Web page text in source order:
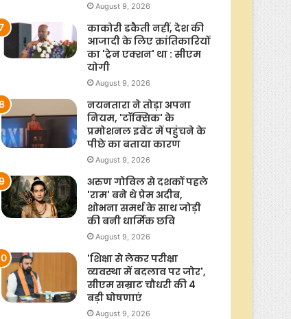
August 9, 2026
काकोरी डकैती नहीं, देश की
आजादी के लिए क्रांतिकारियों
का 'ट्रेन एक्शन' था : सीएम
योगी
August 9, 2026
नयनतारा ने तोड़ा अपना
नियम, 'टॉक्सिक' के
प्रमोशनल इवेंट में पहुंचने के
पीछे का बताया कारण
August 9, 2026
अरुण गोविल से दशकों पहले
'राम' बने थे प्रेम अदीब,
शोभना समर्थ के साथ जोड़ी
की बनी धार्मिक छवि
August 9, 2026
'शिक्षा से लेकर परीक्षा
व्यवस्था में बदलाव पर जोर',
सीएम सम्राट चौधरी की 4
बड़ी घोषणाएं
August 9, 2026